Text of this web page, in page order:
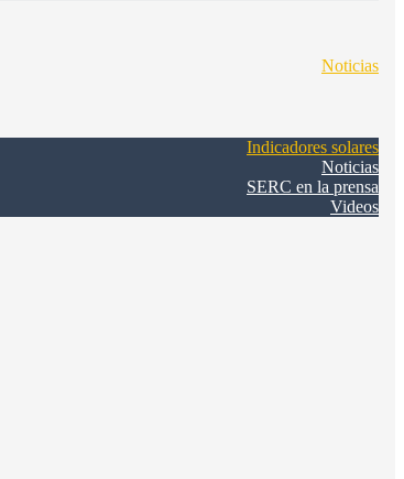
Noticias
Indicadores solares
Noticias
SERC en la prensa
Videos